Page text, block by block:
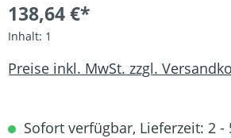
138,64 €*
Inhalt: 1
Preise inkl. MwSt. zzgl.
Sofort verfügbar, Lieferzeit: 2 -